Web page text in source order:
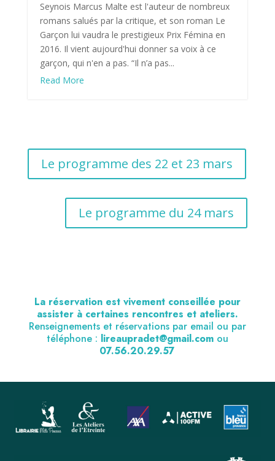
Seynois Marcus Malte est l'auteur de nombreux
romans salués par la critique, et son roman Le
Garçon lui vaudra le prestigieux Prix Fémina en
2016. Il vient aujourd'hui donner sa voix à ce
garçon, qui n'en a pas. “Il n’a pas...
Read More
Le programme des 22 et 23 mars
Le programme du 24 mars
La réservation est vivement conseillée pour
assister à certaines rencontres et ateliers.
Renseignements et réservations par email ou par
téléphone : lireaupradet@gmail.comou
07.56.20.29.57